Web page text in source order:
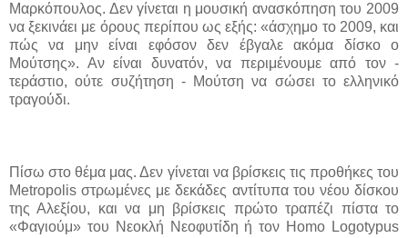
Μαρκόπουλος. Δεν γίνεται η μουσική ανασκόπηση του 2009
να ξεκινάει με όρους περίπου ως εξής: «άσχημο το 2009, και
πώς να μην είναι εφόσον δεν έβγαλε ακόμα δίσκο ο
Μούτσης». Αν είναι δυνατόν, να περιμένουμε από τον -
τεράστιο, ούτε συζήτηση - Μούτση να σώσει το ελληνικό
τραγούδι.
Πίσω στο θέμα μας. Δεν γίνεται να βρίσκεις τις προθήκες του
Metropolis στρωμένες με δεκάδες αντίτυπα του νέου δίσκου
της Αλεξίου, και να μη βρίσκεις πρώτο τραπέζι πίστα το
«Φαγιούμ» του Νεοκλή Νεοφυτίδη ή τον Homo Logotypus